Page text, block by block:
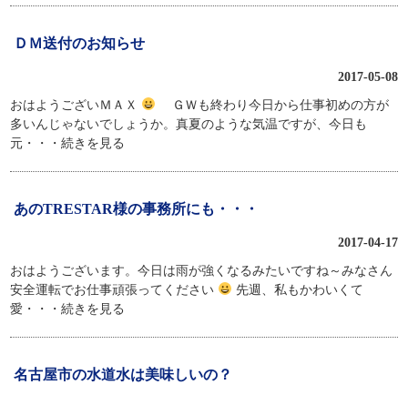
ＤＭ送付のお知らせ
2017-05-08
おはようございＭＡＸ
ＧＷも終わり今日から仕事初めの方が
多いんじゃないでしょうか。真夏のような気温ですが、今日も
元 ・・・続きを見る
あのTRESTAR様の事務所にも・・・
2017-04-17
おはようございます。今日は雨が強くなるみたいですね～みなさん
安全運転でお仕事頑張ってください
先週、私もかわいくて
愛 ・・・続きを見る
名古屋市の水道水は美味しいの？